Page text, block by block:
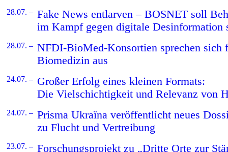
28.07. – Fake News entlarven – BOSNET soll
im Kampf gegen digitale Desinformation
28.07. – NFDI-BioMed-Konsortien sprechen sich
Biomedizin aus
24.07. – Großer Erfolg eines kleinen Formats:
Die Vielschichtigkeit und Relevanz von
24.07. – Prisma Ukraïna veröffentlicht neues
zu Flucht und Vertreibung
23.07. – Forschungsprojekt zu „Dritte Orte zur